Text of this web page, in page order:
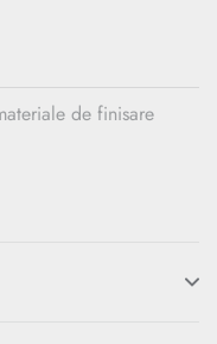
de finisare